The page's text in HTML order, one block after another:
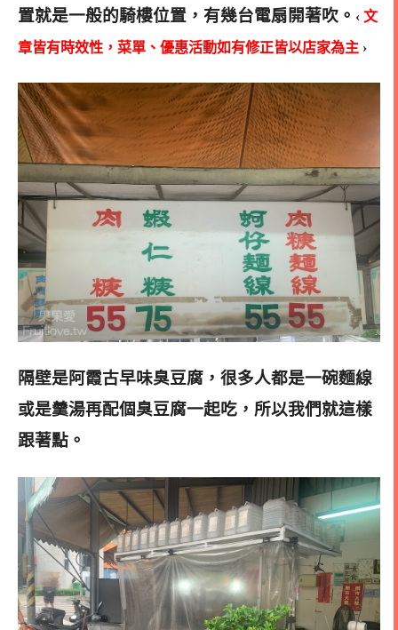
置就是一般的騎樓位置，有幾台電扇開著吹。 ‹ 文
章皆有時效性，菜單、優惠活動如有修正皆以店家為主 ›
隔壁是阿霞古早味臭豆腐，很多人都是一碗麵線
或是羹湯再配個臭豆腐一起吃，所以我們就這樣
跟著點。